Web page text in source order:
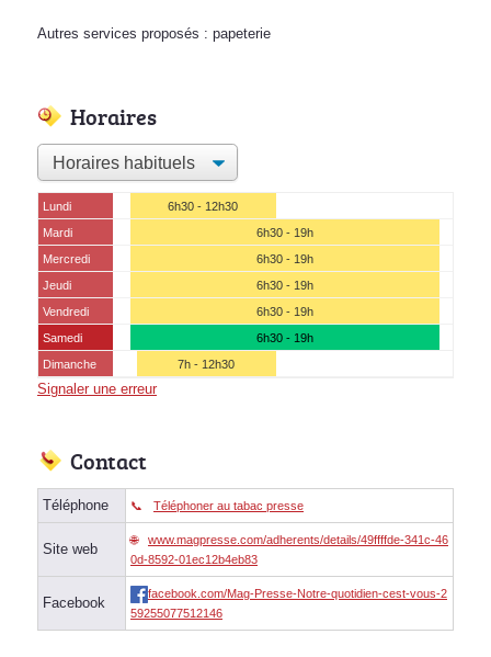
Autres services proposés : papeterie
Horaires
Lundi
6h30 - 12h30
Mardi
6h30 - 19h
Mercredi
6h30 - 19h
Jeudi
6h30 - 19h
Vendredi
6h30 - 19h
Samedi
6h30 - 19h
Dimanche
7h - 12h30
Signaler une erreur
Contact
Téléphone Téléphoner au tabac presse
Site web
www.magpresse.com/adherents/details/49ffffde-341c-46
0d-8592-01ec12b4eb83
Facebook
facebook.com/Mag-Presse-Notre-quotidien-cest-vous-2
59255077512146